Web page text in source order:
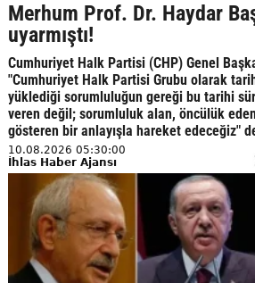
Merhum Prof. Dr. Haydar
uyarmıştı!
Cumhuriyet Halk Partisi (CHP) Genel
"Cumhuriyet Halk Partisi Grubu olarak
yüklediği sorumluluğun gereği bu tarihi
veren değil; sorumluluk alan, öncülük
gösteren bir anlayışla hareket edeceğiz"
10.08.2026 05:30:00
İhlas Haber Ajansı